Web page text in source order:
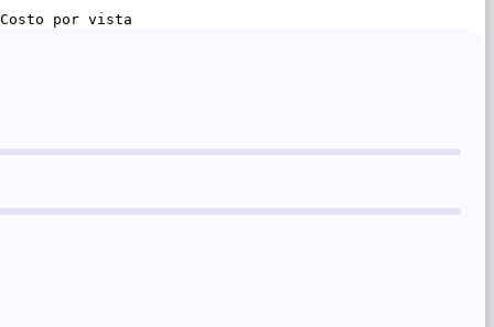
por vista